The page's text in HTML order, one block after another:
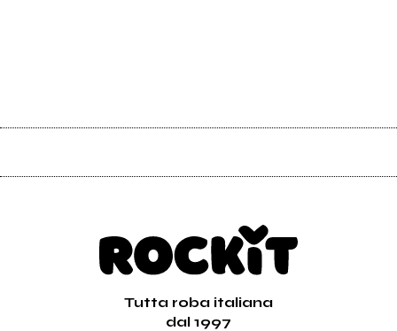
Tutta roba italiana
dal 1997